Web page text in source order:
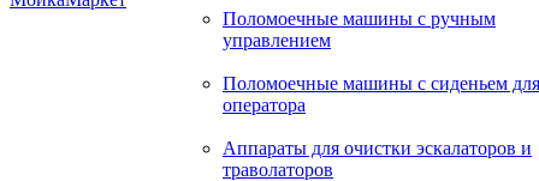
Поломоечные машины с ручным
управлением
Поломоечные машины с сиденьем для
оператора
Аппараты для очистки эскалаторов и
траволаторов